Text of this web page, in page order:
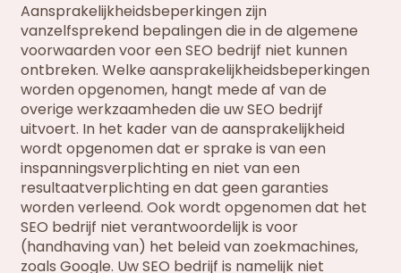
Aansprakelijkheidsbeperkingen zijn
vanzelfsprekend bepalingen die in de algemene
voorwaarden voor een SEO bedrijf niet kunnen
ontbreken. Welke aansprakelijkheidsbeperkingen
worden opgenomen, hangt mede af van de
overige werkzaamheden die uw SEO bedrijf
uitvoert. In het kader van de aansprakelijkheid
wordt opgenomen dat er sprake is van een
inspanningsverplichting en niet van een
resultaatverplichting en dat geen garanties
worden verleend. Ook wordt opgenomen dat het
SEO bedrijf niet verantwoordelijk is voor
(handhaving van) het beleid van zoekmachines,
zoals Google. Uw SEO bedrijf is namelijk niet